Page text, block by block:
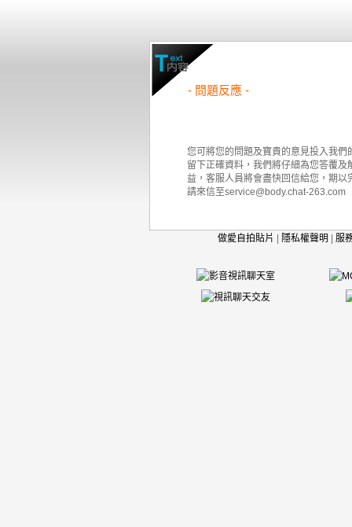
- 問題反應 -
您可將您的問題及寶貴的意見投入我
留下正確資料，我們將仔細為您答覆
益，客服人員將會盡快回信給您，期
請來信至service@body.chat-263.com
做愛自拍貼片 隱私權聲明 服